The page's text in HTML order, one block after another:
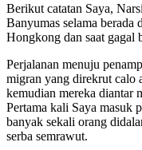
Berikut catatan Saya,
Banyumas selama berada
Hongkong dan saat gagal
Perjalanan menuju
migran yang direkrut calo
kemudian mereka diantar
Pertama kali Saya masuk
banyak sekali orang
serba semrawut.